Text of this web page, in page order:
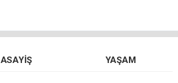
ASAYIŞ YAŞAM